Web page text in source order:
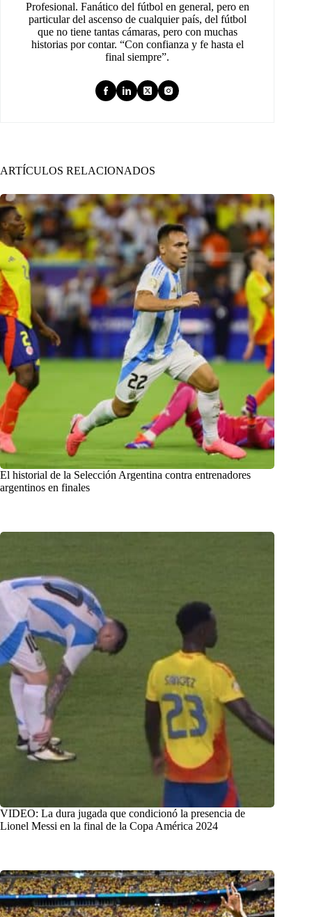
Profesional. Fanático del fútbol en general, pero en
particular del ascenso de cualquier país, del fútbol
que no tiene tantas cámaras, pero con muchas
historias por contar. “Con confianza y fe hasta el
final siempre”.
ARTÍCULOS RELACIONADOS
El historial de la Selección Argentina contra entrenadores
argentinos en finales
VIDEO: La dura jugada que condicionó la presencia de
Lionel Messi en la final de la Copa América 2024